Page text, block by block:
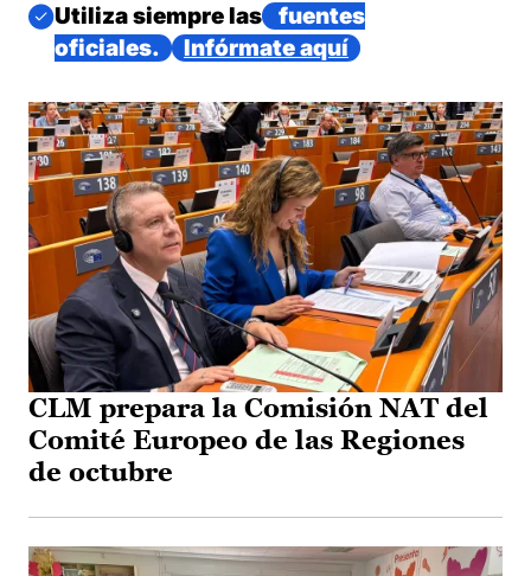
Imagen
Utiliza siempre las
fuentes
oficiales.
Infórmate aquí
CLM prepara la Comisión NAT del
Comité Europeo de las Regiones
de octubre